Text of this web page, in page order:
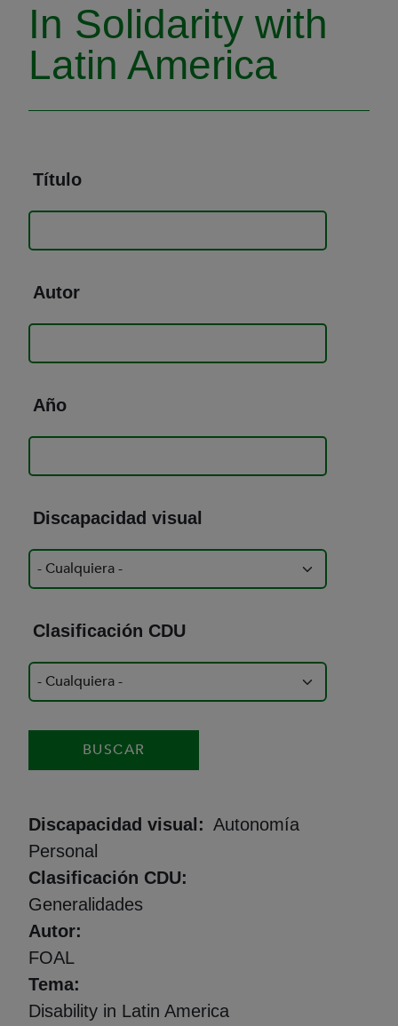
In Solidarity with
Latin America
Título
Autor
Año
Discapacidad visual
Clasificación CDU
Discapacidad visual
Autonomía
Personal
Clasificación CDU
Generalidades
Autor
FOAL
Tema
Disability in Latin America